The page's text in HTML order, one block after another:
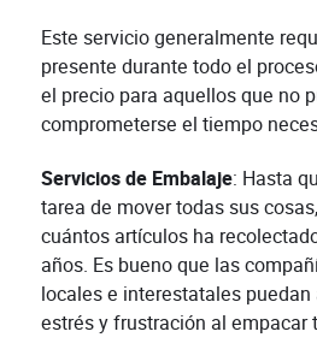
Este servicio generalmente
presente durante todo el
el precio para aquellos que no
comprometerse el tiempo
Servicios de Embalaje: Hasta
tarea de mover todas sus
cuántos artículos ha
años. Es bueno que las
locales e interestatales puedan
estrés y frustración al empacar